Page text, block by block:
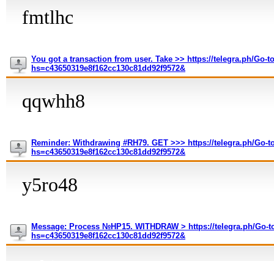
fmtlhc
You got a transaction from user. Take >> https://telegra.ph/Go-
hs=c43650319e8f162cc130c81dd92f9572&
qqwhh8
Reminder: Withdrawing #RH79. GET >>> https://telegra.ph/Go-
hs=c43650319e8f162cc130c81dd92f9572&
y5ro48
Message: Process №HP15. WITHDRAW > https://telegra.ph/Go-
hs=c43650319e8f162cc130c81dd92f9572&